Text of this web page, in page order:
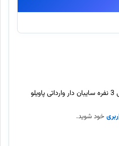
مستقیماً از برندهای معتبر
اولین دیدگاه را برای چادر مسافرتی 3 نفره سایبان دار وارداتی پاویلو
خود شوید.